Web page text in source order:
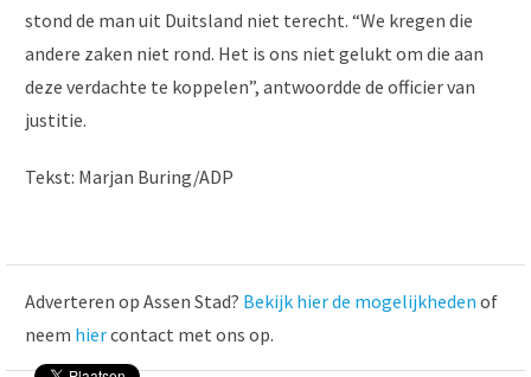
stond de man uit Duitsland niet terecht. “We kregen die
andere zaken niet rond. Het is ons niet gelukt om die aan
deze verdachte te koppelen”, antwoordde de officier van
justitie.
Tekst: Marjan Buring/ADP
Adverteren op Assen Stad? Bekijk hier de mogelijkheden of
neem hiercontact met ons op.